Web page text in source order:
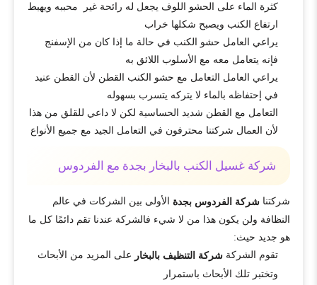
كثرة الماء على الحشو اللوف يجعل له رائحة غير محببه ويهبط
ارتفاع الكنب ويصبح شكلها خراب
يراعي العامل حشو الكنب في حالة ما إذا كان من الإسفنج
فإنه يتعامل معه مع الأسلوب اللائق به
يراعي العامل التعامل مع حشو الكنب القطن لأن القطن عنيد
في إحتفاظه بالماء لا يتركه يتسرب بسهوله
التعامل مع القطن شديد الحساسية لكن لا داعي للقلق من هذا
لأن العمال شركتنا محترفون في التعامل الجيد مع جميع الأنواع
شركة غسيل الكنب بالبخار بجدة مع الفردوس
شركتنا شركة الفردوس بجدة الأولى بين الشركات في عالم
النظافة ولن يكون هذا من لا شيء فالشركة عندنا تقم دائمًا كل ما
هو جديد حيث:
تقوم الشركة شركة التنظيف بالبخار على المزيد من الأبحاث
وتختبر تلك الأبحاث باستمرار